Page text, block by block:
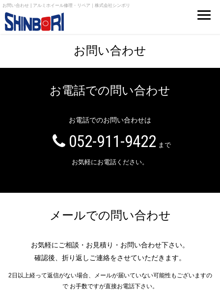
お問い合わせ | アルミホイール修理・リペア｜株式会社シンボリ
お問い合わせ
お電話での問い合わせ
お電話でのお問い合わせは
052-911-9422 まで
お気軽にお電話ください。
メールでの問い合わせ
お気軽にご相談・お見積り・お問い合わせ下さい。
確認後、折り返しご連絡をさせていただきます。
2日以上経って返信がない場合、メールが届いていない可能性もございますの
でお手数ですが直接お電話下さい。